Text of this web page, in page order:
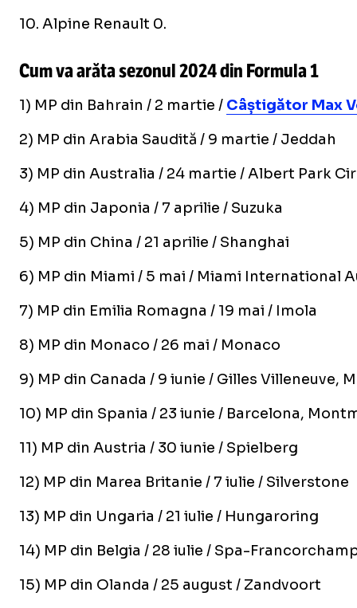
10. Alpine Renault 0.
Cum va arăta sezonul 2024 din Formula 1
1) MP din Bahrain / 2 martie / Câștigător Max
2) MP din Arabia Saudită / 9 martie / Jeddah
3) MP din Australia / 24 martie / Albert Park
4) MP din Japonia / 7 aprilie / Suzuka
5) MP din China / 21 aprilie / Shanghai
6) MP din Miami / 5 mai / Miami International
7) MP din Emilia Romagna / 19 mai / Imola
8) MP din Monaco / 26 mai / Monaco
9) MP din Canada / 9 iunie / Gilles Villeneuve,
10) MP din Spania / 23 iunie / Barcelona,
11) MP din Austria / 30 iunie / Spielberg
12) MP din Marea Britanie / 7 iulie / Silverstone
13) MP din Ungaria / 21 iulie / Hungaroring
14) MP din Belgia / 28 iulie / Spa-
15) MP din Olanda / 25 august / Zandvoort